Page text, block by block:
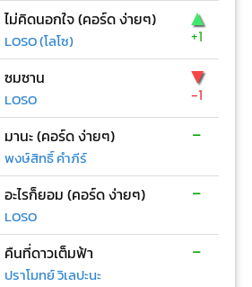
ไม่คิดนอกใจ (คอร์ด ง่ายๆ)
LOSO (โลโซ)
▲
+1
ซมซาน
LOSO
▼
-1
มานะ (คอร์ด ง่ายๆ)
พงษ์สิทธิ์ คำภีร์
-
อะไรก็ยอม (คอร์ด ง่ายๆ)
LOSO
-
คืนที่ดาวเต็มฟ้า
ปราโมทย์ วิเลปะนะ
-